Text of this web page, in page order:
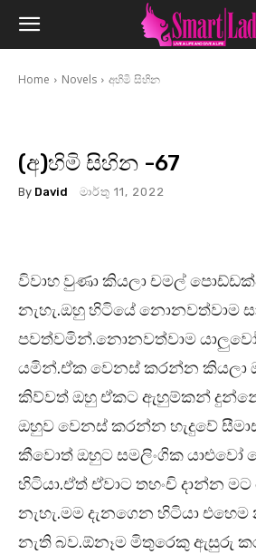
Home Novels අහිමි සිහින
(අ)හිමි සිහින -67
By David මාර්තු 11, 2022
විවාහ වුණා කියලා චමල්
නැහැ.ඔහු හිටියේ නොනවත්වාම
පවත්වමින්.නොනවත්වාම
යමින්.ඒක වෙනස් කරන්න කියලා
කිව්වත් ඔහු ඒකට ඇහුම්කන්
ඔහුව වෙනස් කරන්න හැදුවේ
කීවොත් ඔහුට සමලිංගික
හිටියා.ඒත් ඒවාට තහංචි දාන්න
නැහැ.මම දැනගෙන හිටියා
නැති බව.ඕනෑම මිතුරෙකු ඇසුරු